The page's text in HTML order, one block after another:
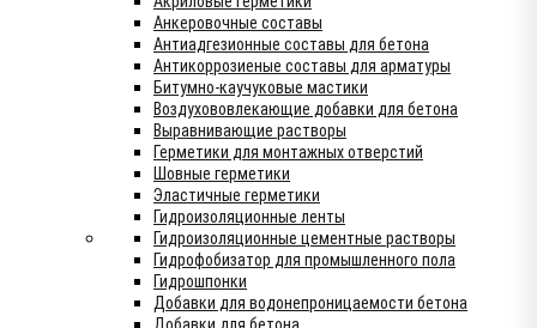
Анкеровочные составы
Антиадгезионные составы для бетона
Антикоррозиеные составы для арматуры
Битумно-каучуковые мастики
Воздухововлекающие добавки для бетона
Выравнивающие растворы
Герметики для монтажных отверстий
Шовные герметики
Эластичные герметики
Гидроизоляционные ленты
Гидроизоляционные цементные растворы
Гидрофобизатор для промышленного пола
Гидрошпонки
Добавки для водонепроницаемости бетона